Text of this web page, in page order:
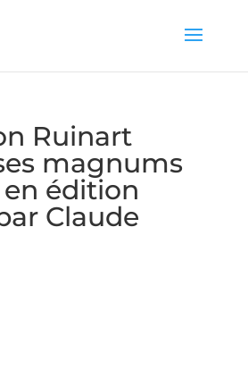
Ruinart
magnums
édition
Claude